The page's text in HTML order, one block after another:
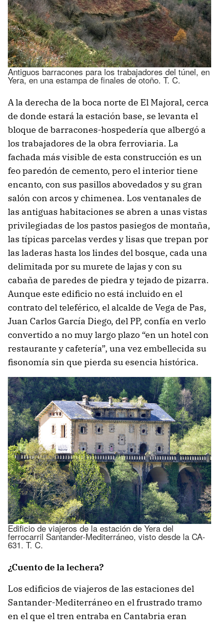
Antiguos barracones para los trabajadores del túnel, en
Yera, en una estampa de finales de otoño. T. C.
A la derecha de la boca norte de El Majoral, cerca
de donde estará la estación base, se levanta el
bloque de barracones-hospedería que albergó a
los trabajadores de la obra ferroviaria. La
fachada más visible de esta construcción es un
feo paredón de cemento, pero el interior tiene
encanto, con sus pasillos abovedados y su gran
salón con arcos y chimenea. Los ventanales de
las antiguas habitaciones se abren a unas vistas
privilegiadas de los pastos pasiegos de montaña,
las típicas parcelas verdes y lisas que trepan por
las laderas hasta los lindes del bosque, cada una
delimitada por su murete de lajas y con su
cabaña de paredes de piedra y tejado de pizarra.
Aunque este edificio no está incluido en el
contrato del teleférico, el alcalde de Vega de Pas,
Juan Carlos García Diego, del PP, confía en verlo
convertido a no muy largo plazo “en un hotel con
restaurante y cafetería”, una vez embellecida su
fisonomía sin que pierda su esencia histórica.
Edificio de viajeros de la estación de Yera del
ferrocarril Santander-Mediterráneo, visto desde la CA-
631. T. C.
¿Cuento de la lechera?
Los edificios de viajeros de las estaciones del
Santander-Mediterráneo en el frustrado tramo
en el que el tren entraba en Cantabria eran